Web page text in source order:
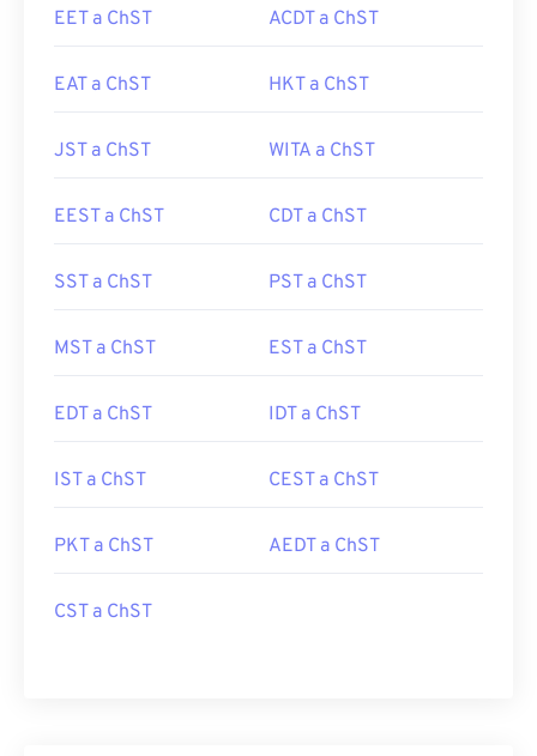
EET a ChST ACDT a ChST
EAT a ChST HKT a ChST
JST a ChST WITA a ChST
EEST a ChST CDT a ChST
SST a ChST PST a ChST
MST a ChST EST a ChST
EDT a ChST IDT a ChST
IST a ChST CEST a ChST
PKT a ChST AEDT a ChST
CST a ChST